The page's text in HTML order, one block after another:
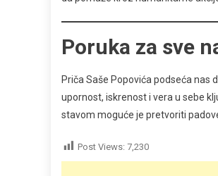
Poruka za sve
Priča Saše Popovića podseća nas
upornost, iskrenost i vera u sebe
stavom moguće je pretvoriti
Post Views: 7,230